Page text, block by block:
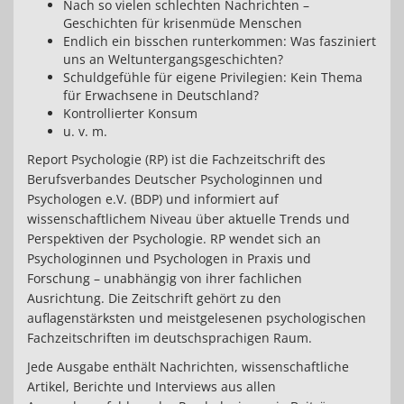
Nach so vielen schlechten Nachrichten –
Geschichten für krisenmüde Menschen
Endlich ein bisschen runterkommen: Was fasziniert
uns an Weltuntergangsgeschichten?
Schuldgefühle für eigene Privilegien: Kein Thema
für Erwachsene in Deutschland?
Kontrollierter Konsum
u. v. m.
Report Psychologie (RP) ist die Fachzeitschrift des
Berufsverbandes Deutscher Psychologinnen und
Psychologen e.V. (BDP) und informiert auf
wissenschaftlichem Niveau über aktuelle Trends und
Perspektiven der Psychologie. RP wendet sich an
Psychologinnen und Psychologen in Praxis und
Forschung – unabhängig von ihrer fachlichen
Ausrichtung. Die Zeitschrift gehört zu den
auflagenstärksten und meistgelesenen psychologischen
Fachzeitschriften im deutschsprachigen Raum.
Jede Ausgabe enthält Nachrichten, wissenschaftliche
Artikel, Berichte und Interviews aus allen